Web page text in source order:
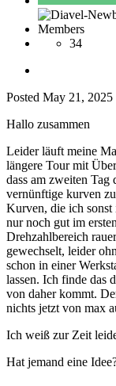
Members
34
Posted May 21, 2025
Hallo zusammen
Leider läuft meine
längere Tour mit
dass am zweiten
vernünftige kurven
Kurven, die ich sonst
nur noch gut im
Drehzahlbereich
gewechselt, leider
schon in einer
lassen. Ich finde das
von daher kommt.
nichts jetzt von max
Ich weiß zur Zeit
Hat jemand eine